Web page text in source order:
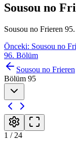
Sousou no
Sousou no Frieren
Önceki: Sousou no
96. Bölüm
Sousou no Frieren
Bölüm 95
1 / 24